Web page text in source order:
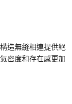
造無縫相連提供絕
密度和存在感更加